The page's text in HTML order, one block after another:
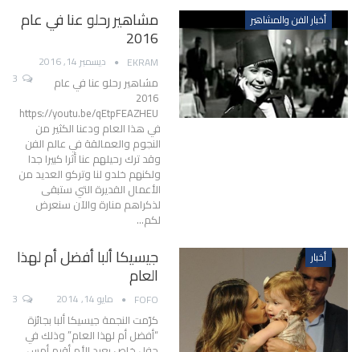
أخبار الفن والمشاهير مشاهير رحلو عنا في عام
2016
EKRAM
ديسمبر 14, 2016
مشاهير رحلو عنا في عام
2016
https://youtu.be/qEtpFEAZHEU
في هذا العام ودعنا الكثير من
النجوم والعمالقة في عالم الفن
وقد ترك رحيلهم عنا أثرا كبيرا جدا
ولكنهم خلدو لنا وتركو العديد من
الأعمال القديرة التي ستبقى
لذكراهم منارة والآن سنعرض
لكم…
أخبار جيسيكا ألبا أفضل أم لهذا
العام
FOFO مايو 14, 2014
كرّمت النجمة جيسيكا ألبا بجائزة
“أفضل أم لهذا العام” وذلك في